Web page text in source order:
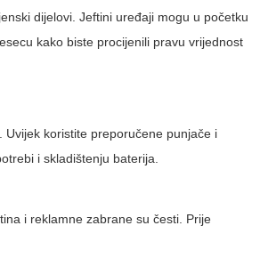
dijelovi. Jeftini uređaji mogu u početku
kako biste procijenili pravu vrijednost
koristite preporučene punjače i
i skladištenju baterija.
i reklamne zabrane su česti. Prije